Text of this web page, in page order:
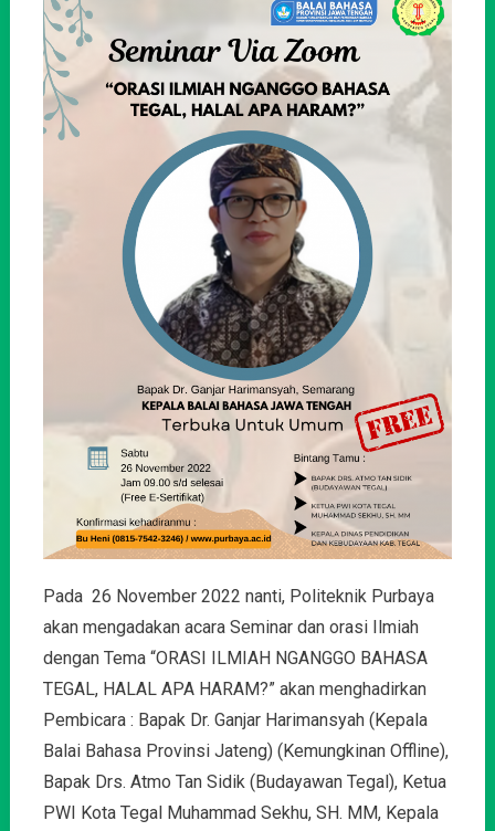
Orasi
Bersama
Kepala
Balai
Bahasa
Jawa
Tengah
Pada 26 November 2022 nanti, Politeknik Purbaya
akan mengadakan acara Seminar dan orasi Ilmiah
dengan Tema “ORASI ILMIAH NGANGGO BAHASA
TEGAL, HALAL APA HARAM?” akan menghadirkan
Pembicara : Bapak Dr. Ganjar Harimansyah (Kepala
Balai Bahasa Provinsi Jateng) (Kemungkinan Offline),
Bapak Drs. Atmo Tan Sidik (Budayawan Tegal), Ketua
PWI Kota Tegal Muhammad Sekhu, SH. MM, Kepala